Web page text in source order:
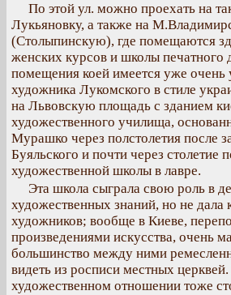
По этой ул. можно проехать на
Лукьяновку, а также на
(Столыпинскую), где помещаются
женских курсов и школы печатного
помещения коей имеется уже очень
художника Лукомского в стиле
на Львовскую площадь с зданием
художественного училища,
Мурашко через полстолетия после
Буяльского и почти через столетие
художественной школы в лавре.
Эта школа сыграла свою роль в
художественных знаний, но не дала
художников; вообще в Киеве,
произведениями искусства, очень
большинство между ними
видеть из росписи местных
художественном отношении тоже